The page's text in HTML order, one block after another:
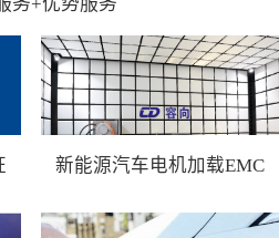
新能源汽车电机加载EMC